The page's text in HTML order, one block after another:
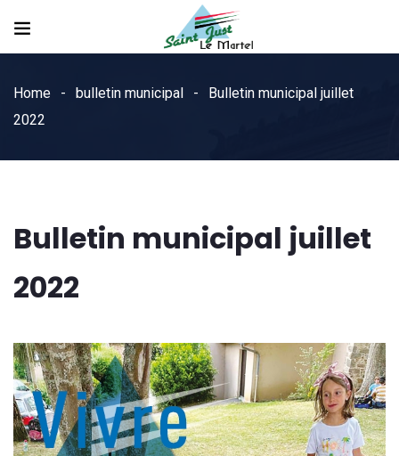
Home bulletin municipal
Bulletin municipal juillet
2022
Bulletin municipal juillet
2022